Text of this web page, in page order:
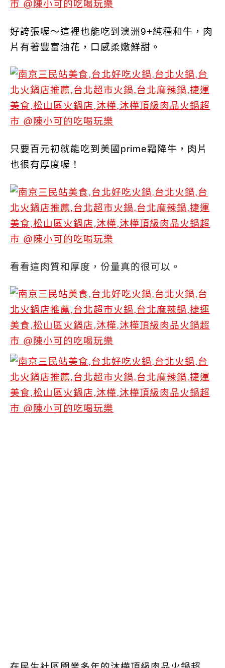
好誇張喔～這裡也能吃到澳洲9+純種和牛，肉
片有著豐富油花，口感柔嫩鮮甜。
只要百元初就能吃到美國prime霜降牛，肉片
也很有厚度喔！
看看這肉質和厚度，份量真的很可以。